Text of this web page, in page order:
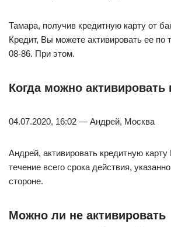
Тамара, получив кредитную карту от
Кредит, Вы можете активировать ее по
08-86. При этом.
Когда можно активировать
04.07.2020, 16:02 — Андрей, Москва
Андрей, активировать кредитную
течение всего срока действия,
стороне.
Можно ли не активировать